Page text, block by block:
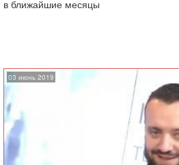
в ближайшие месяцы
03 июнь 2019